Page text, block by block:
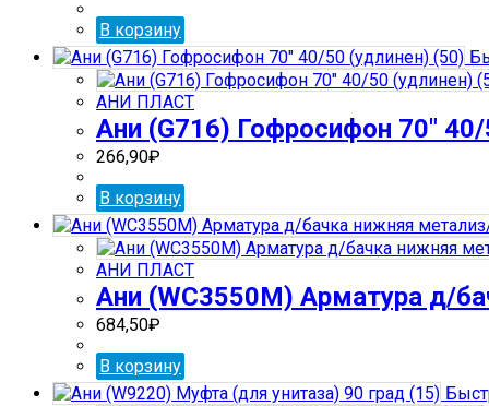
В корзину
АНИ ПЛАСТ
Ани (G716) Гофросифон 70″
266,90₽
В корзину
АНИ ПЛАСТ
Ани (WС3550М) Арматура д/
684,50₽
В корзину